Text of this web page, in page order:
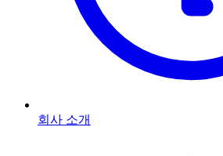
회사 소개